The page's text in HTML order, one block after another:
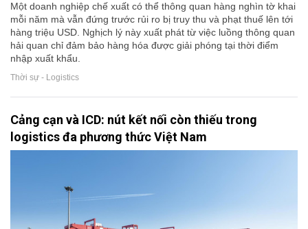
Một doanh nghiệp chế xuất có thể thông quan hàng nghìn tờ khai
mỗi năm mà vẫn đứng trước rủi ro bị truy thu và phạt thuế lên tới
hàng triệu USD. Nghịch lý này xuất phát từ việc luồng thông quan
hải quan chỉ đảm bảo hàng hóa được giải phóng tại thời điểm
nhập xuất khẩu.
Thời sự - Logistics
Cảng cạn và ICD: nút kết nối còn thiếu trong
logistics đa phương thức Việt Nam